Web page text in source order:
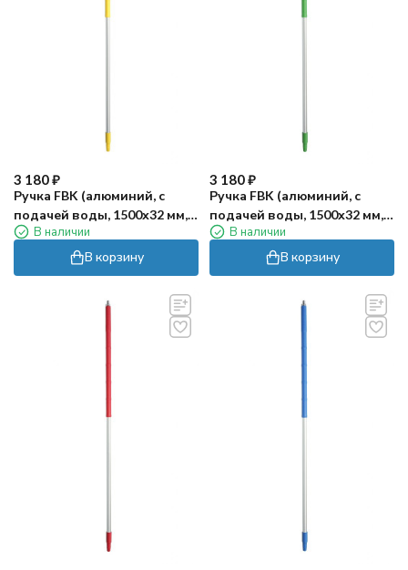
3 180₽
Ручка FBK (алюминий, с
подачей воды, 1500х32 мм,
желтый)
В наличии
В корзину
3 180₽
Ручка FBK (алюминий, с
подачей воды, 1500х32 мм,
зеленый)
В наличии
В корзину